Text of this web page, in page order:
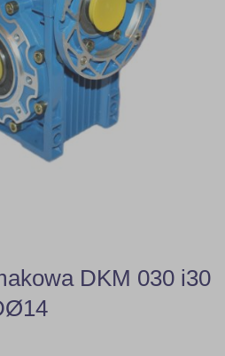
DKM 030 i30